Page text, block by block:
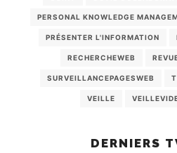
PERSONAL KNOWLEDGE
PRÉSENTER L'INFORMATION
RECHERCHEWEB
SURVEILLANCEPAGESWEB
VEILLE
DERNIERS